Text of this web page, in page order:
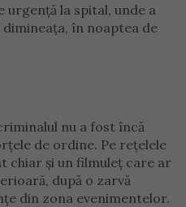
la spital, unde a
în noaptea de
nu a fost încă
de ordine. Pe rețelele
chiar și un filmuleț care ar
după o zarvă
din zona evenimentelor.